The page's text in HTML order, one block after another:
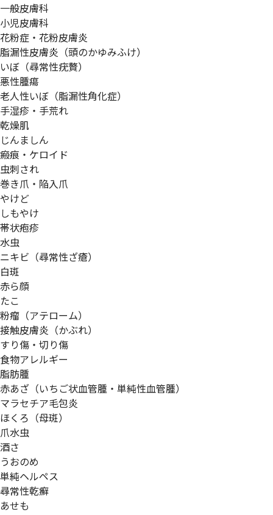
一般皮膚科
小児皮膚科
花粉症・花粉皮膚炎
脂漏性皮膚炎（頭のかゆみふけ）
いぼ（尋常性疣贅）
悪性腫瘍
老人性いぼ（脂漏性角化症）
手湿疹・手荒れ
乾燥肌
じんましん
瘢痕・ケロイド
虫刺され
巻き爪・陥入爪
やけど
しもやけ
帯状疱疹
水虫
ニキビ（尋常性ざ瘡）
白斑
赤ら顔
たこ
粉瘤（アテローム）
接触皮膚炎（かぶれ）
すり傷・切り傷
食物アレルギー
脂肪腫
赤あざ（いちご状血管腫・単純性血管腫）
マラセチア毛包炎
ほくろ（母斑）
爪水虫
酒さ
うおのめ
単純ヘルペス
尋常性乾癬
あせも